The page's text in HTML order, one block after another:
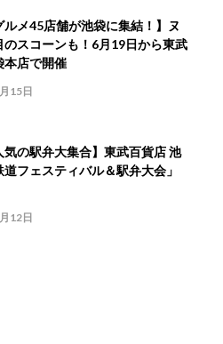
ルメ45店舗が池袋に集結！】ヌ
のスコーンも！6月19日から東武
本店で開催
15日
気の駅弁大集合】東武百貨店 池
フェスティバル＆駅弁大会」
12日